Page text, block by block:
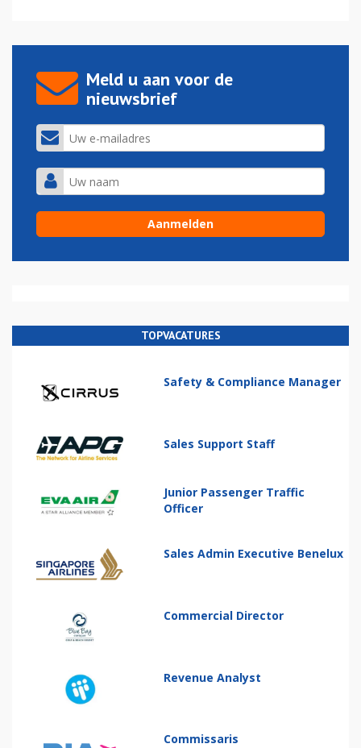
Meld u aan voor de
nieuwsbrief
TOPVACATURES
Safety & Compliance Manager
Sales Support Staff
Junior Passenger Traffic
Officer
Sales Admin Executive Benelux
Commercial Director
Revenue Analyst
Commissaris